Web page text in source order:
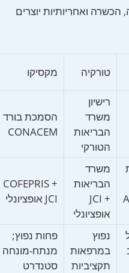
ואחריותיות יוצרים
טורקיה מקסיקו
רישיון
משרד
הבריאות
הטורקי
הסמכת בורד
CONACEM
משרד
הבריאות
+ JCI
אופציונלי
COFEPRIS +
JCI אופציונלי
נפוץ
במרפאות
תקציביות
פחות נפוץ;
מנתח-מונחה
סטנדרט